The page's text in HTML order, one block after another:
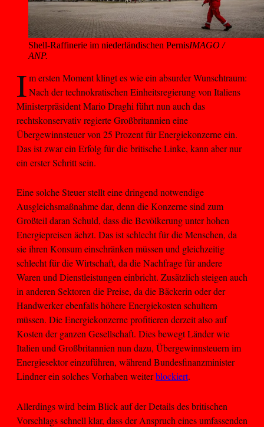
Shell-Raffinerie im niederländischen PernisIMAGO /
ANP.
Im ersten Moment klingt es wie ein absurder Wunschtraum:
Nach der technokratischen Einheitsregierung von Italiens
Ministerpräsident Mario Draghi führt nun auch das
rechtskonservativ regierte Großbritannien eine
Übergewinnsteuer von 25 Prozent für Energiekonzerne ein.
Das ist zwar ein Erfolg für die britische Linke, kann aber nur
ein erster Schritt sein.
Eine solche Steuer stellt eine dringend notwendige
Ausgleichsmaßnahme dar, denn die Konzerne sind zum
Großteil daran Schuld, dass die Bevölkerung unter hohen
Energiepreisen ächzt. Das ist schlecht für die Menschen, da
sie ihren Konsum einschränken müssen und gleichzeitig
schlecht für die Wirtschaft, da die Nachfrage für andere
Waren und Dienstleistungen einbricht. Zusätzlich steigen auch
in anderen Sektoren die Preise, da die Bäckerin oder der
Handwerker ebenfalls höhere Energiekosten schultern
müssen. Die Energiekonzerne profitieren derzeit also auf
Kosten der ganzen Gesellschaft. Dies bewegt Länder wie
Italien und Großbritannien nun dazu, Übergewinnsteuern im
Energiesektor einzuführen, während Bundesfinanzminister
Lindner ein solches Vorhaben weiterblockiert.
Allerdings wird beim Blick auf der Details des britischen
Vorschlags schnell klar, dass der Anspruch eines umfassenden